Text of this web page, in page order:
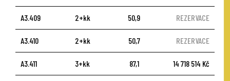
A3.409 2+kk 50,9 REZERVACE
A3.410 2+kk 50,7 REZERVACE
A3.411 3+kk 87,1 14 718 514 Kč